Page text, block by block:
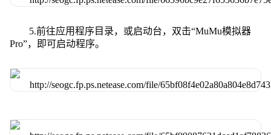
5.前往应用程序目录，或启动台，双击“MuMu模拟器
Pro”，即可启动程序。